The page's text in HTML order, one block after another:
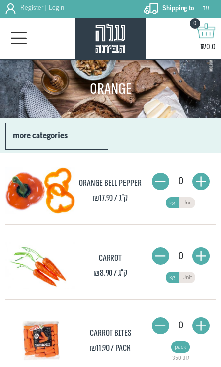
Register Login Shipping to
עב
0
₪0.0
Orange
more categories
Orange bell pepper
₪17.90 / ק"ג kg Unit
0
Carrot
₪8.90 / ק"ג kg Unit
0
Carrot bites
₪11.90/ pack
350 גרם
pack
0